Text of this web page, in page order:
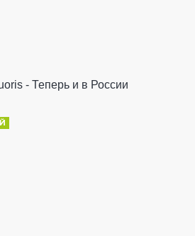
- Теперь и в России